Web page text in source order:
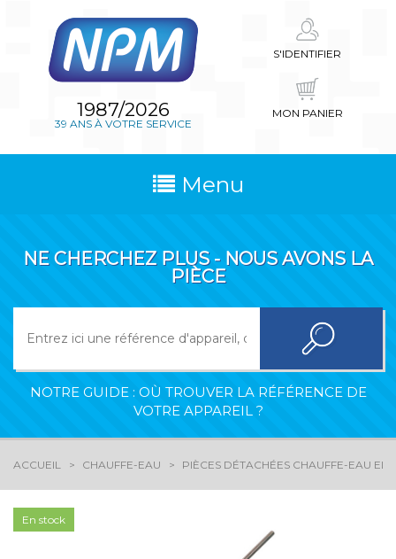
1987/2026
39 ANS À VOTRE SERVICE
S'IDENTIFIER
MON PANIER
Menu
NE CHERCHEZ PLUS - NOUS AVONS LA
PIÈCE
NOTRE GUIDE : OÙ TROUVER LA RÉFÉRENCE DE
VOTRE APPAREIL ?
ACCUEIL CHAUFFE-EAU PIÈCES DÉTACHÉES CHAUFFE-EAU
En stock